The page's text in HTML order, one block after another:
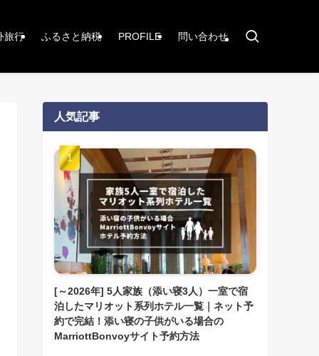
旅行 ふるさと納税 PROFILE 問い合わせ
人気記事
[～2026年] 5人家族（添い寝3人）一室で宿
泊したマリオット系列ホテル一覧｜ネット予
約で完結！添い寝の子供がいる場合の
MarriottBonvoyサイト予約方法